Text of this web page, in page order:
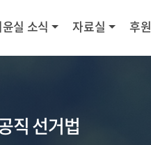
실 소식 자료실 후원
직 선거법